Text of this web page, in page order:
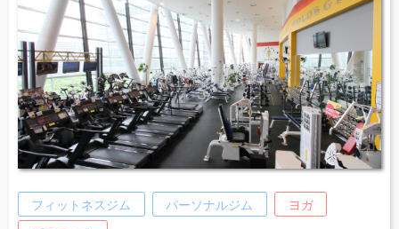
フィットネスジム パーソナルジム ヨガ